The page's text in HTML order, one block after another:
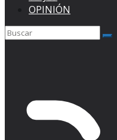
OPINIÓN